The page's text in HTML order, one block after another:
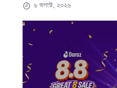
৬ অগাস্ট, ২০২৬